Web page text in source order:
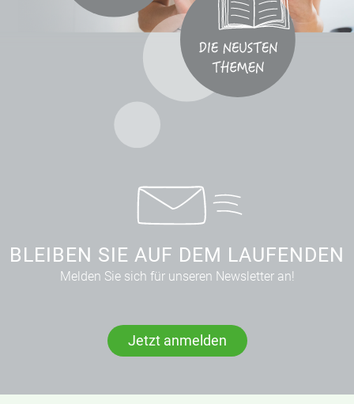
BLEIBEN SIE AUF DEM LAUFENDEN
Melden Sie sich für unseren Newsletter an!
Jetzt anmelden